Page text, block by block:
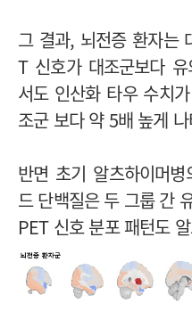
그 결과, 뇌전증 환자는
T 신호가 대조군보다
서도 인산화 타우 수치
조군 보다 약 5배 높게
반면 초기 알츠하이머
드 단백질은 두 그룹 간
PET 신호 분포 패턴도